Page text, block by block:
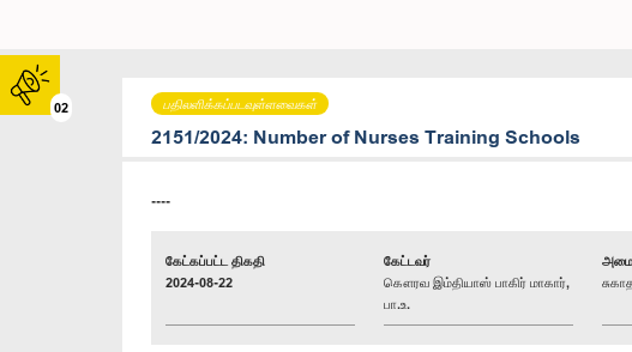
02 பதிலளிக்கப்படவுள்ளவைகள்
2151/2024: Number of Nurses Training Schools
----
கேட்கப்பட்ட திகதி
2024-08-22
கேட்டவர்
கௌரவ இம்தியாஸ் பாகிர் மாகார்,
பா.உ.